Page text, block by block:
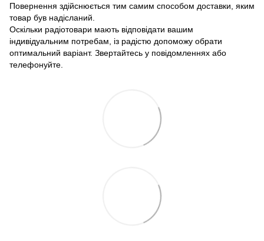
Повернення здійснюється тим самим способом доставки, яким
товар був надісланий.
Оскільки радіотовари мають відповідати вашим
індивідуальним потребам, із радістю допоможу обрати
оптимальний варіант. Звертайтесь у повідомленнях або
телефонуйте.